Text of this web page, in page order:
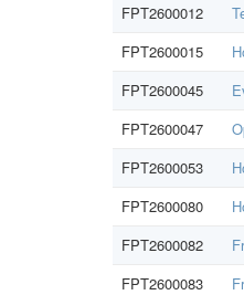
FPT2600012
FPT2600015
FPT2600045
FPT2600047
FPT2600053
FPT2600080
FPT2600082
FPT2600083